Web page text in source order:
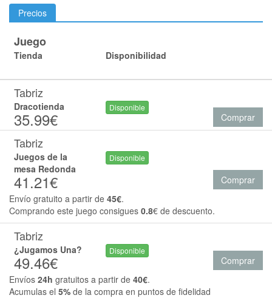
Precios
Juego
Tienda Disponibilidad
Tabriz
Dracotienda
35.99€
Disponible
Comprar
Tabriz
Juegos de la
mesa Redonda
41.21€
Disponible
Comprar
Envío gratuito a partir de 45€.
Comprando este juego consigues 0.8€ de descuento.
Tabriz
¿Jugamos Una?
49.46€
Disponible
Comprar
Envíos 24h gratuitos a partir de 40€.
Acumulas el 5% de la compra en puntos de fidelidad